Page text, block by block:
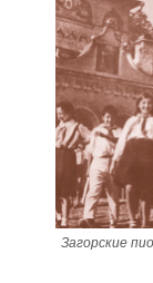
Загорские